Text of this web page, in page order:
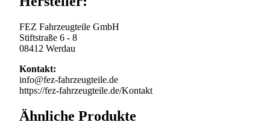
FEZ Fahrzeugteile GmbH
Stiftstraße 6 - 8
08412 Werdau
Kontakt:
info@fez-fahrzeugteile.de
https://fez-fahrzeugteile.de/Kontakt
Ähnliche Produkte